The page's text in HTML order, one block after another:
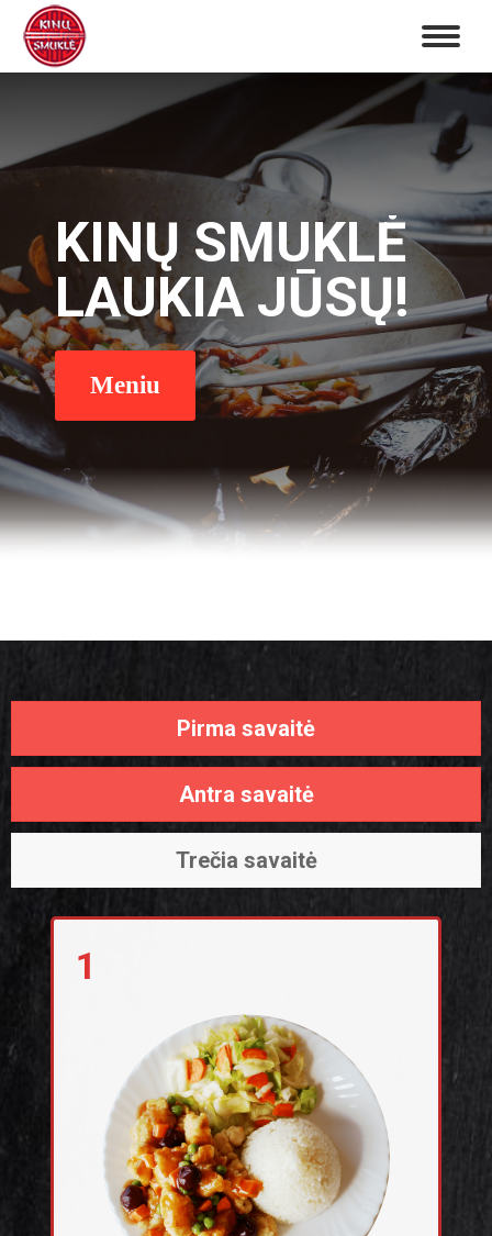
KINŲ SMUKLĖ
LAUKIA JŪSŲ!
Meniu
Pirma savaitė
Antra savaitė
Trečia savaitė
1